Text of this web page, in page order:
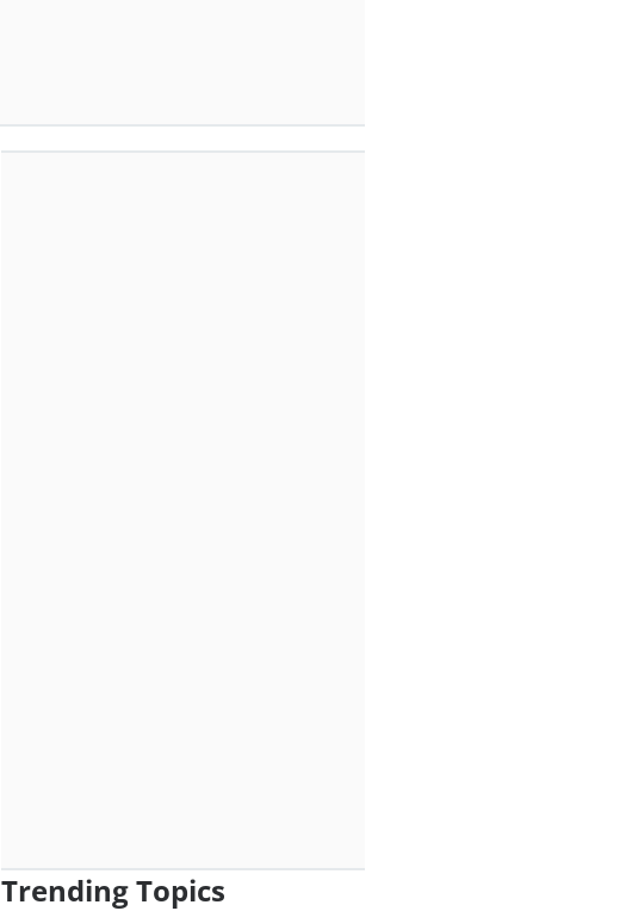
Trending Topics